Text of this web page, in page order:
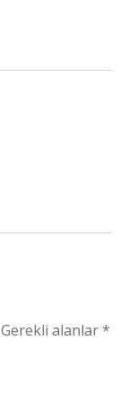
Gerekli alanlar*